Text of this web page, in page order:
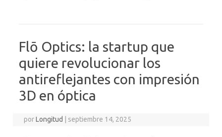
Flō Optics: la startup que
quiere revolucionar los
antireflejantes con impresión
3D en óptica
porLongitud septiembre 14, 2025